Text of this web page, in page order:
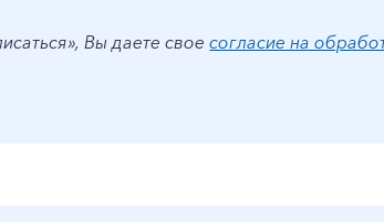
Вы даете своесогласие на